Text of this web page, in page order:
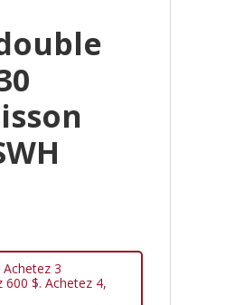
Achetez 3
$. Achetez 4,